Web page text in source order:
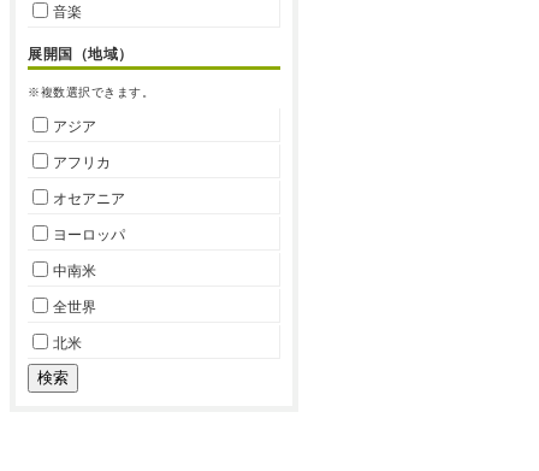
音楽
展開国（地域）
※複数選択できます。
アジア
アフリカ
オセアニア
ヨーロッパ
中南米
全世界
北米